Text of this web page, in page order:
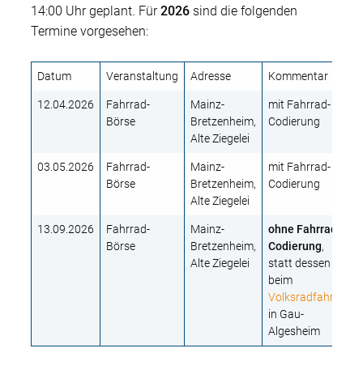
14:00 Uhr geplant. Für2026 sind die folgenden
Termine vorgesehen:
Datum Veranstaltung Adresse Kommentar
12.04.2026
Fahrrad-
Börse
Mainz-
Bretzenheim,
Alte Ziegelei
mit Fahrrad-
Codierung
03.05.2026
Fahrrad-
Börse
Mainz-
Bretzenheim,
Alte Ziegelei
mit Fahrrad-
Codierung
13.09.2026
Fahrrad-
Börse
Mainz-
Bretzenheim,
Alte Ziegelei
ohne Fahrrad-
Codierung,
statt dessen
beim
Volksradfahren
in Gau-
Algesheim